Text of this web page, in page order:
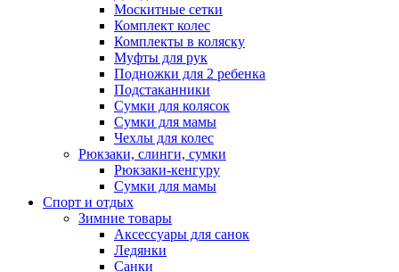
Москитные сетки
Комплект колес
Комплекты в коляску
Муфты для рук
Подножки для 2 ребенка
Подстаканники
Сумки для колясок
Сумки для мамы
Чехлы для колес
Рюкзаки, слинги, сумки
Рюкзаки-кенгуру
Сумки для мамы
Спорт и отдых
Зимние товары
Аксессуары для санок
Ледянки
Санки